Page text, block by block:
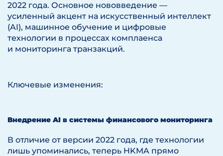
2022 года. Основное нововведение —
усиленный акцент на искусственный интеллект
(AI), машинное обучение и цифровые
технологии в процессах комплаенса
и мониторинга транзакций.
Ключевые изменения:
Внедрение AI в системы финансового мониторинга
В отличие от версии 2022 года, где технологии
лишь упоминались, теперь HKMA прямо